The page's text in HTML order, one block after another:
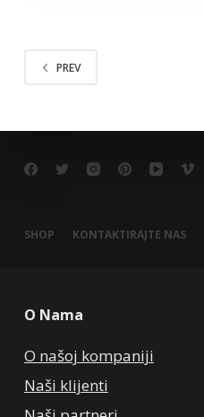
PREV
SHOP KONTAKTIRAJTE NAS
O Nama
O našoj kompaniji
Naši klijenti